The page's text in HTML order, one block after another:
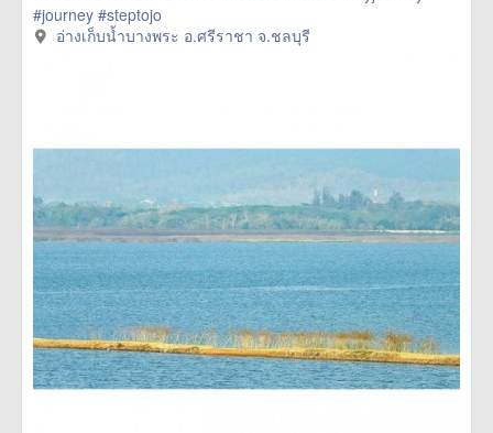
#journey #steptojo
href=https://m.thetrippacker.com/th/image/อ่างเก็บน้ำบางพระอ
อ่างเก็บน้ำบางพระ อ.ศรีราชา จ.ชลบุรี